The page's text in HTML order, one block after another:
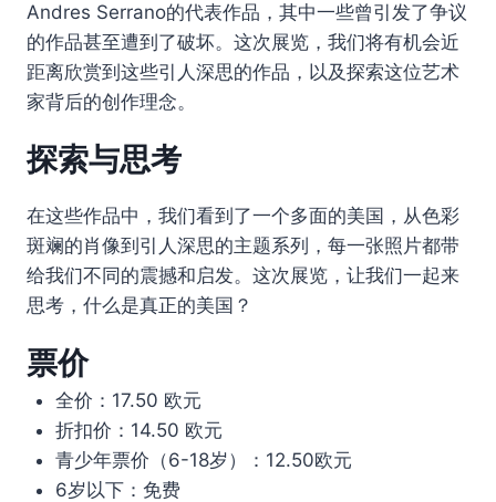
Andres Serrano的代表作品，其中一些曾引发了争议
的作品甚至遭到了破坏。这次展览，我们将有机会近
距离欣赏到这些引人深思的作品，以及探索这位艺术
家背后的创作理念。
探索与思考
在这些作品中，我们看到了一个多面的美国，从色彩
斑斓的肖像到引人深思的主题系列，每一张照片都带
给我们不同的震撼和启发。这次展览，让我们一起来
思考，什么是真正的美国？
票价
全价：17.50 欧元
折扣价：14.50 欧元
青少年票价（6-18岁）：12.50欧元
6岁以下：免费